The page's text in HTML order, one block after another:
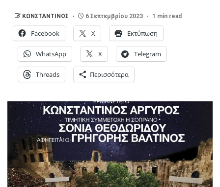
ΚΩΝΣΤΑΝΤΙΝΟΣ 6 Σεπτεμβρίου 2023 1 min read
Facebook X Εκτύπωση
WhatsApp X Telegram
Threads Περισσότερα